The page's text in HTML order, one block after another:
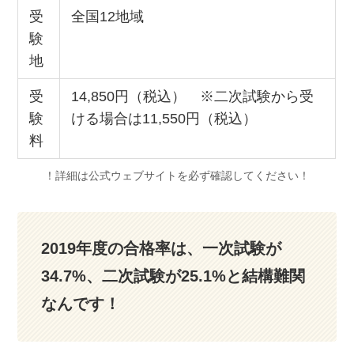
受
験
地
全国12地域
受
験
料
14,850円（税込） ※二次試験から受
ける場合は11,550円（税込）
！詳細は公式ウェブサイトを必ず確認してください！
2019年度の合格率は、一次試験が
34.7%、二次試験が25.1%と結構難関
なんです！